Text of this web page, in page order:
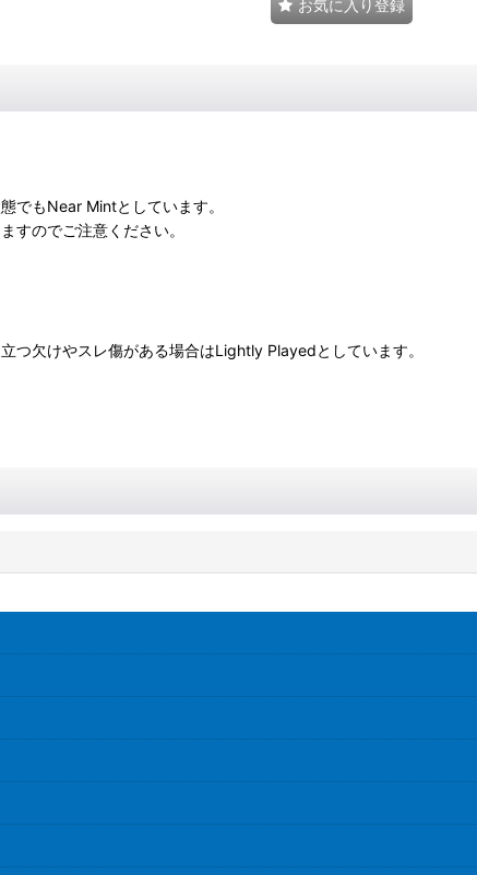
お気に入り登録
でもNear Mintとしています。
すのでご注意ください。
つ欠けやスレ傷がある場合はLightly Playedとしています。